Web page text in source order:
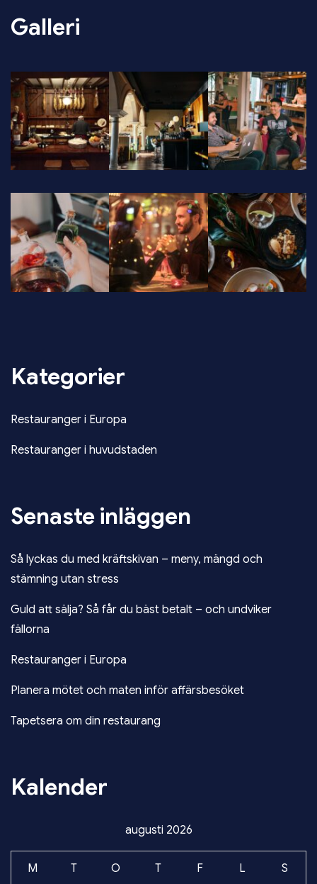
Galleri
Kategorier
Restauranger i Europa
Restauranger i huvudstaden
Senaste inläggen
Så lyckas du med kräftskivan – meny, mängd och
stämning utan stress
Guld att sälja? Så får du bäst betalt – och undviker
fällorna
Restauranger i Europa
Planera mötet och maten inför affärsbesöket
Tapetsera om din restaurang
Kalender
augusti 2026
M T O T F L S